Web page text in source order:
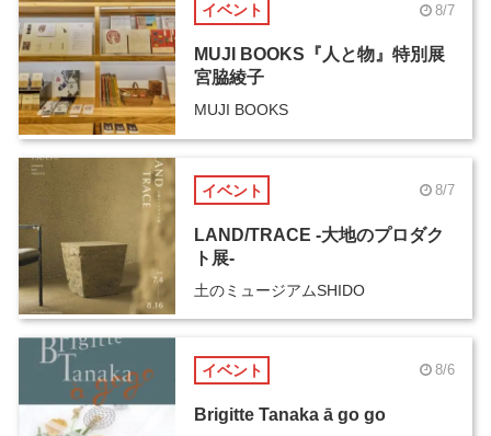
イベント 8/7
MUJI BOOKS『人と物』特別展
宮脇綾子
MUJI BOOKS
イベント 8/7
LAND/TRACE -大地のプロダク
ト展-
土のミュージアムSHIDO
イベント 8/6
Brigitte Tanaka ā go go